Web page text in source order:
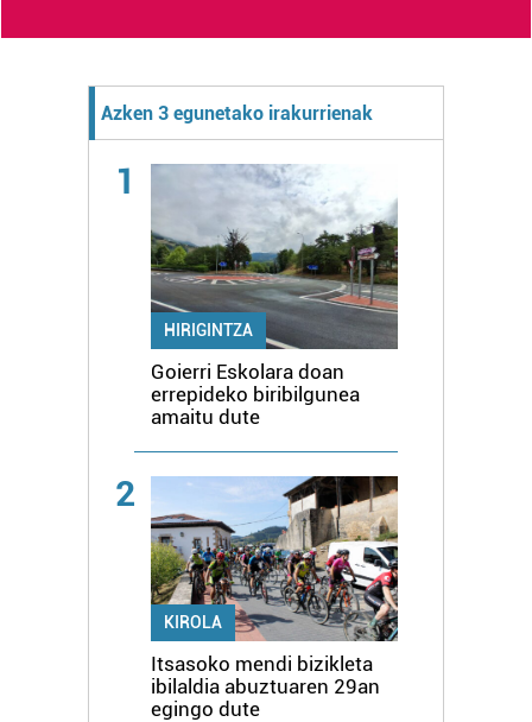
Azken 3 egunetako irakurrienak
1
HIRIGINTZA
Goierri Eskolara doan
errepideko biribilgunea
amaitu dute
2
KIROLA
Itsasoko mendi bizikleta
ibilaldia abuztuaren 29an
egingo dute